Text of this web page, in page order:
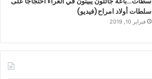
سلطات أولاد امراح(فيديو)
فبراير 10, 2019